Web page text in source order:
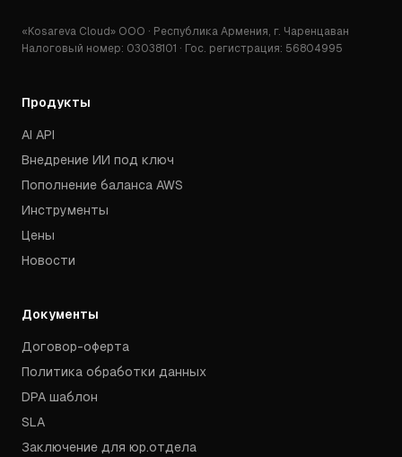
«Kosareva Cloud» ООО · Республика Армения, г. Чаренцаван
Налоговый номер: 03038101 · Гос. регистрация: 56804995
Продукты
AI API
Внедрение ИИ под ключ
Пополнение баланса AWS
Инструменты
Цены
Новости
Документы
Договор-оферта
Политика обработки данных
DPA шаблон
SLA
Заключение для юр.отдела